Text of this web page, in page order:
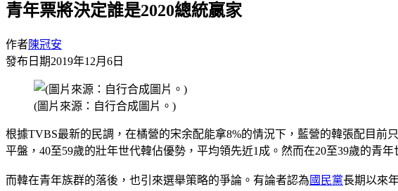
青年票將決定誰是2020總統贏家
作者陳冠安
發布日期2019年12月6日
(圖片來源：自行合成圖片。)
根據TVBS最新的民調，在橘營的宋余配能拿8%的情況下，藍營的韓張配目
平盤，40至59歲的壯年世代韓佔優勢，平均領先近1成。然而在20至39歲的青
而韓在青年族群的落後，也引來選舉策略的爭論。有論者認為 國民黨長期以來